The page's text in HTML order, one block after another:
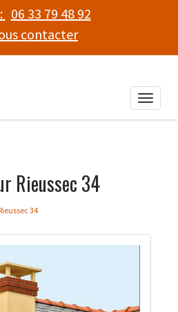
06 33 79 48 92
contacter
Toggle
Rieussec 34
34